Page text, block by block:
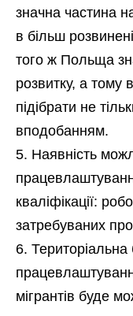
значна частина
в більш
того ж Польща
розвитку, а
підібрати не
вподобанням.
Наявність
кваліфікації:
затребуваних
мігрантів буде